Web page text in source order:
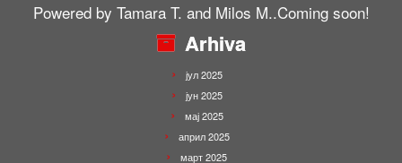
Powered by Tamara T. and Milos M..Coming soon!
Arhiva
јул 2025
јун 2025
мај 2025
април 2025
март 2025